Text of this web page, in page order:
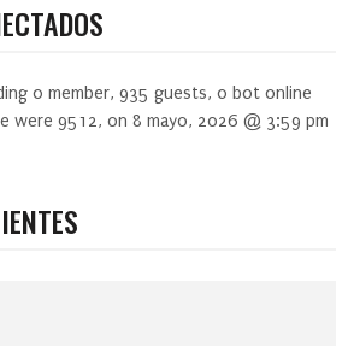
0 member, 935 guests, 0 bot online
were 9512, on 8 mayo, 2026 @ 3:59 pm